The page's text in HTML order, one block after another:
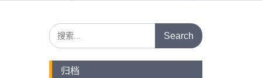
Search
for:
归档